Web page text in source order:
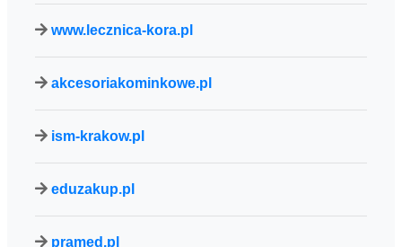
www.lecznica-kora.pl
akcesoriakominkowe.pl
ism-krakow.pl
eduzakup.pl
pramed.pl